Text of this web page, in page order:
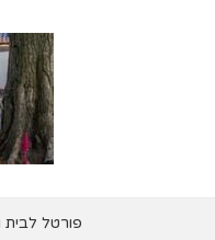
פורטל לבית